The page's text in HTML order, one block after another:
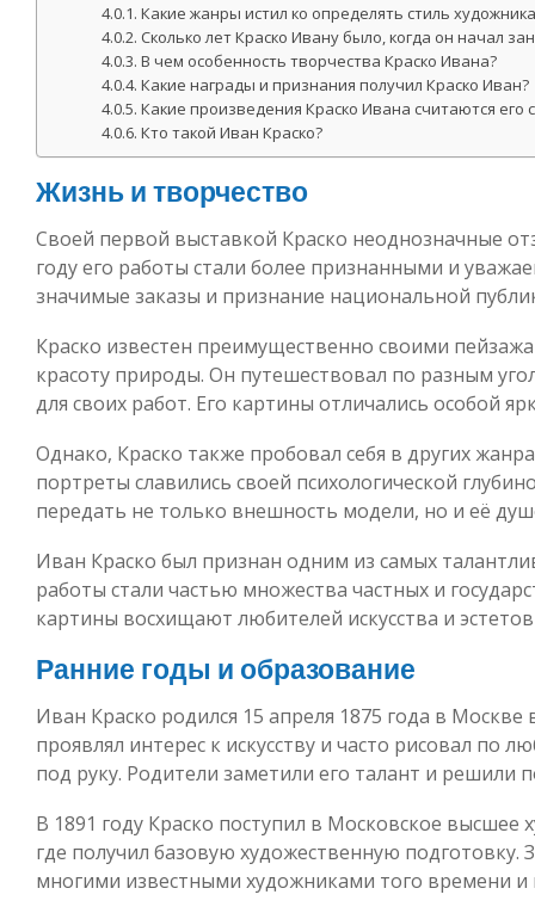
Какие жанры истил ко определять стиль
Сколько лет Краско Ивану было, когда он начал
В чем особенность творчества Краско Ивана?
Какие награды и признания получил Краско Иван?
Какие произведения Краско Ивана считаются
Кто такой Иван Краско?
Жизнь и творчество
Своей первой выставкой Краско неоднозначные
году его работы стали более признанными и
значимые заказы и признание национальной
Краско известен преимущественно своими
красоту природы. Он путешествовал по разным
для своих работ. Его картины отличались особой
Однако, Краско также пробовал себя в других
портреты славились своей психологической
передать не только внешность модели, но и её
Иван Краско был признан одним из самых
работы стали частью множества частных и
картины восхищают любителей искусства и
Ранние годы и образование
Иван Краско родился 15 апреля 1875 года в
проявлял интерес к искусству и часто рисовал по
под руку. Родители заметили его талант и решили
В 1891 году Краско поступил в Московское
где получил базовую художественную подготовку.
многими известными художниками того времени и